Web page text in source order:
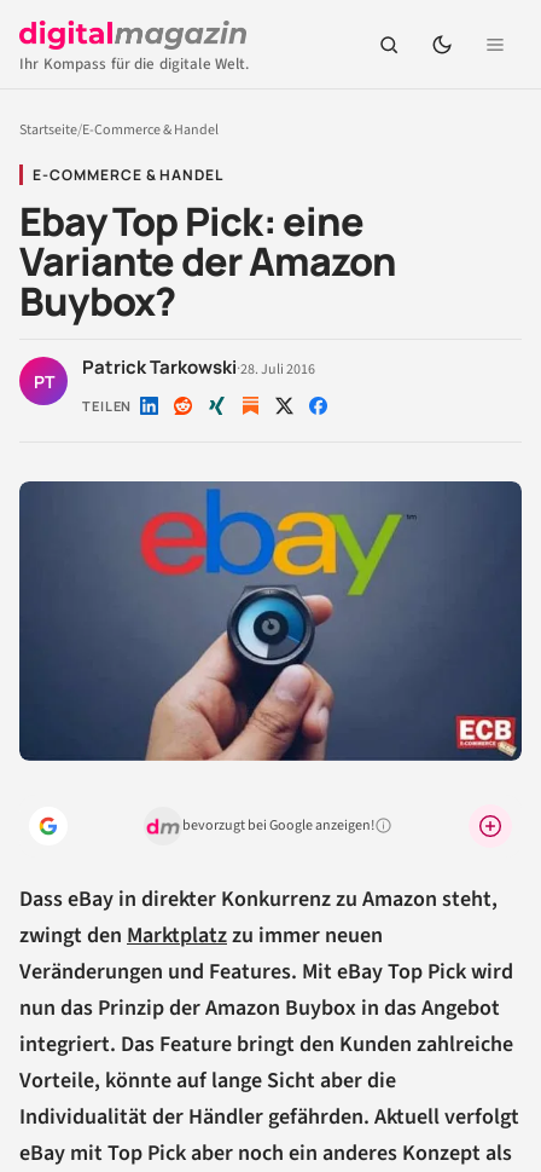
Ihr Kompass für die digitale Welt.
Startseite/E-Commerce & Handel
E-COMMERCE & HANDEL
Ebay Top Pick: eine
Variante der Amazon
Buybox?
PT
Patrick Tarkowski·28. Juli 2016
TEILEN Auf Auf Auf Auf Auf
bevorzugt bei Google anzeigen!Warum lohnt sich das?
Dass eBay in direkter Konkurrenz zu Amazon steht,
zwingt den Marktplatzzu immer neuen
Veränderungen und Features. Mit eBay Top Pick wird
nun das Prinzip der Amazon Buybox in das Angebot
integriert. Das Feature bringt den Kunden zahlreiche
Vorteile, könnte auf lange Sicht aber die
Individualität der Händler gefährden. Aktuell verfolgt
eBay mit Top Pick aber noch ein anderes Konzept als